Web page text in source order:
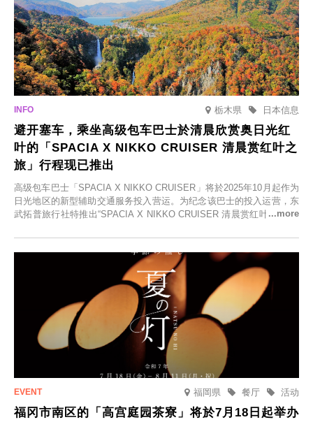
栃木県 日本信息
避开塞车，乘坐高级包车巴士於清晨欣赏奥日光红
叶的「SPACIA X NIKKO CRUISER 清晨赏红叶之
旅」行程现已推出
高级包车巴士「SPACIA X NIKKO CRUISER」将於2025年10月起作为
日光地区的新型辅助交通服务投入营运。为纪念该巴士的投入运营，东
武拓普旅行社特推出“SPACIA X NIKKO CRUISER 清晨赏红叶之旅”，
福岡県 活动
餐厅
福冈市南区的「高宫庭园茶寮」将於7月18日起举办